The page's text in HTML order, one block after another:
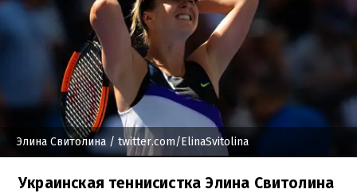
Элина Свитолина / twitter.com/ElinaSvitolina
Украинская теннисистка Элина Свитолина